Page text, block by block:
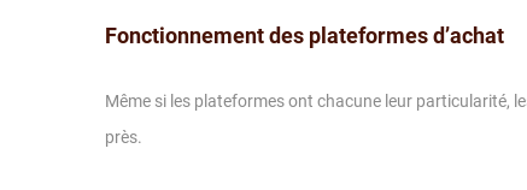
Fonctionnement des plateformes d’achat
Même si les plateformes ont chacune leur particularité,
près.